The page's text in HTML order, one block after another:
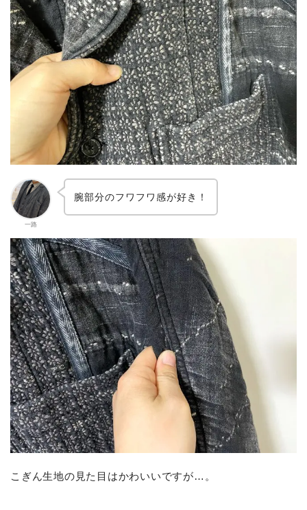
一路
腕部分のフワフワ感が好き！
こぎん生地の見た目はかわいいですが…。